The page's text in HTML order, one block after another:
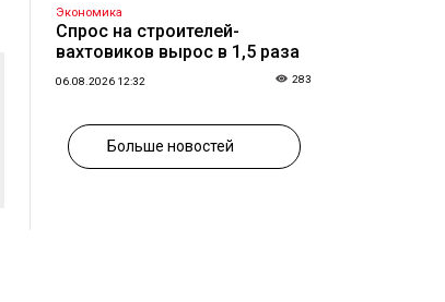
Экономика
Спрос на строителей-
вахтовиков вырос в 1,5 раза
06.08.2026 12:32 283
Больше новостей